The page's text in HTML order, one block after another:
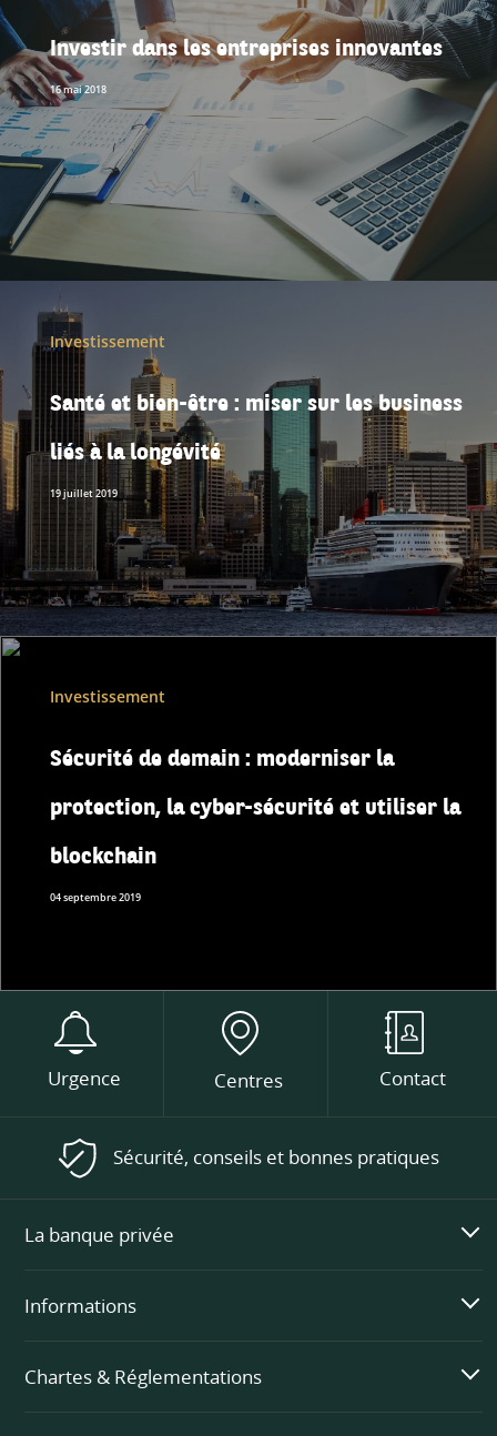
Investir dans les entreprises innovantes
16 mai 2018
Investissement
Santé et bien-être : miser sur les business
liés à la longévité
19 juillet 2019
Investissement
Sécurité de demain : moderniser la
protection, la cyber-sécurité et utiliser la
blockchain
04 septembre 2019
Urgence Centres Contact
Sécurité, conseils et bonnes pratiques
La banque privée
Informations
Chartes & Réglementations